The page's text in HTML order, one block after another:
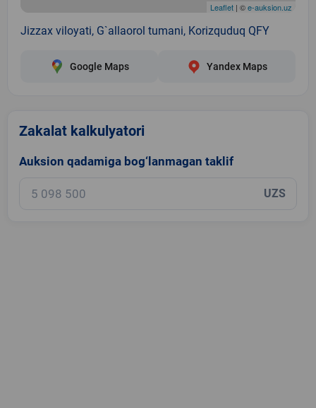
Leaflet | ©e-auksion.uz
Jizzax viloyati, G`allaorol tumani, Korizquduq QFY
Google Maps Yandex Maps
Zakalat kalkulyatori
Auksion qadamiga bog‘lanmagan taklif
UZS